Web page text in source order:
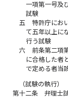
一項第一号及
試験
五
特許庁にお
て五年以上に
行う試験
六
前条第二項
に合格した者
で定める者当
（試験の執行）
第十二条
弁理士